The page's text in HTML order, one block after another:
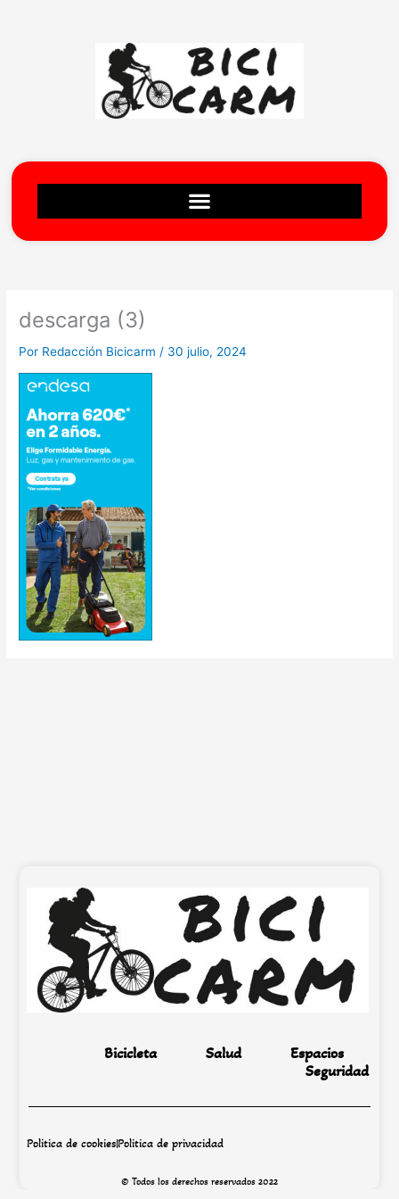
descarga (3)
Por Redacción Bicicarm / 30 julio, 2024
Bicicleta Salud
Espacios
Seguridad
Politica de cookiesPolitica de privacidad
© Todos los derechos reservados 2022